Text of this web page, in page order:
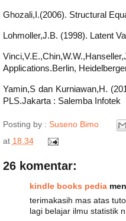
Ghozali,I.(2006). Structural
Lohmoller,J.B. (1998). Latent
Applications.Berlin,
Yamin,S dan Kurniawan,H.
PLS.Jakarta : Salemba Infotek
Posting by : Suseno Bimo
at 18.34
26 komentar:
kindle books pedia
terimakasih mas atas
lagi belajar ilmu statistik